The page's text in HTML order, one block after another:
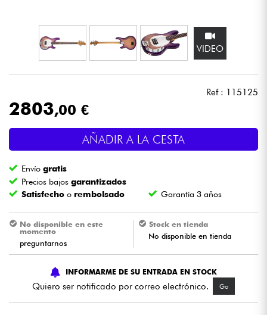
DJ
Luces
Batería y percusión
Vientos
Niños
Cables & Acces.
HiFi
VIDEO
Ref : 115125
2803,00 €
AÑADIR A LA CESTA
Envíogratis
Precios bajosgarantizados
Satisfecho o rembolsado Garantía 3 años
No disponible en este
momento
preguntarnos
Stock en tienda
No disponible en tienda
INFORMARME DE SU ENTRADA EN STOCK
Quiero ser notificado por correo electrónico. Go